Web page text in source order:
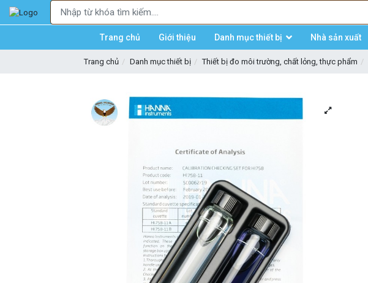
Trang chủ Giới thiệu Danh mục thiết bị Nhà sản xuất
Trang chủ Danh mục thiết bị Thiết bị đo môi trường, chất lỏng, thực phẩm